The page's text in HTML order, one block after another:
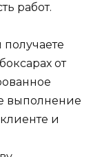
работ.
от
выполнение
и